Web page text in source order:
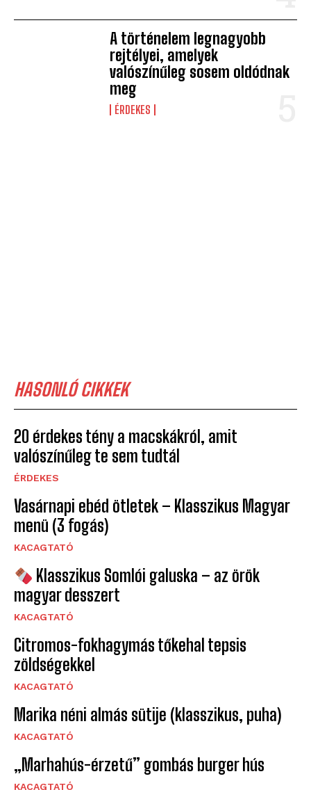
A történelem legnagyobb
rejtélyei, amelyek
valószínűleg sosem oldódnak
meg
ÉRDEKES
HASONLÓ CIKKEK
20 érdekes tény a macskákról, amit
valószínűleg te sem tudtál
ÉRDEKES
Vasárnapi ebéd ötletek – Klasszikus Magyar
menü (3 fogás)
KACAGTATÓ
Klasszikus Somlói galuska – az örök
magyar desszert
KACAGTATÓ
Citromos-fokhagymás tőkehal tepsis
zöldségekkel
KACAGTATÓ
Marika néni almás sütije (klasszikus, puha)
KACAGTATÓ
„Marhahús-érzetű” gombás burger hús
KACAGTATÓ